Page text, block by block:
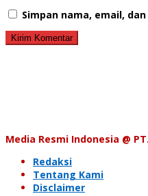
Simpan nama, email,
Media Resmi Indonesia @
Redaksi
Tentang Kami
Disclaimer